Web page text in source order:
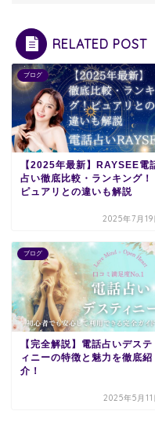
RELATED POST
ブログ
【2025年最新】RAYSEE電
占い徹底比較・ランキング！
ピュアリとの違いも解説
2025年7月19
ブログ
【完全解説】電話占いデステ
ィニーの特徴と魅力を徹底紹
介！
2025年5月11